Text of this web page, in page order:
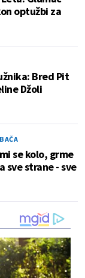
optužbi za
Bred Pit
Džoli
se kolo, grme
sve strane - sve